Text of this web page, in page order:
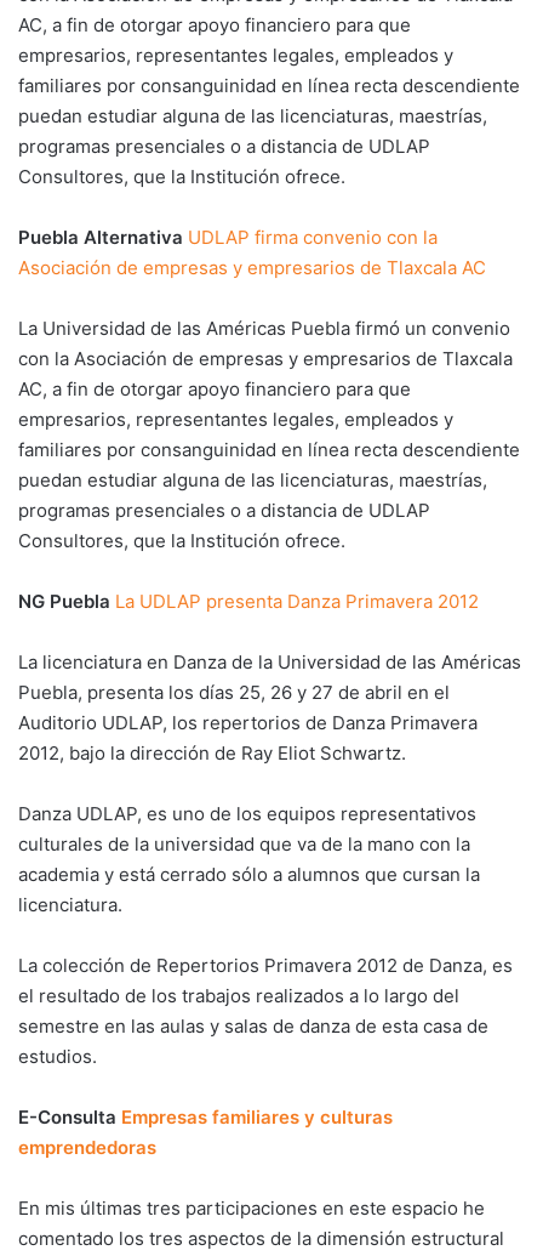
AC, a fin de otorgar apoyo financiero para que
empresarios, representantes legales, empleados y
familiares por consanguinidad en línea recta descendiente
puedan estudiar alguna de las licenciaturas, maestrías,
programas presenciales o a distancia de UDLAP
Consultores, que la Institución ofrece.
Puebla Alternativa UDLAP firma convenio con la
Asociación de empresas y empresarios de Tlaxcala AC
La Universidad de las Américas Puebla firmó un convenio
con la Asociación de empresas y empresarios de Tlaxcala
AC, a fin de otorgar apoyo financiero para que
empresarios, representantes legales, empleados y
familiares por consanguinidad en línea recta descendiente
puedan estudiar alguna de las licenciaturas, maestrías,
programas presenciales o a distancia de UDLAP
Consultores, que la Institución ofrece.
NG Puebla La UDLAP presenta Danza Primavera 2012
La licenciatura en Danza de la Universidad de las Américas
Puebla, presenta los días 25, 26 y 27 de abril en el
Auditorio UDLAP, los repertorios de Danza Primavera
2012, bajo la dirección de Ray Eliot Schwartz.
Danza UDLAP, es uno de los equipos representativos
culturales de la universidad que va de la mano con la
academia y está cerrado sólo a alumnos que cursan la
licenciatura.
La colección de Repertorios Primavera 2012 de Danza, es
el resultado de los trabajos realizados a lo largo del
semestre en las aulas y salas de danza de esta casa de
estudios.
E-Consulta Empresas familiares y culturas
emprendedoras
En mis últimas tres participaciones en este espacio he
comentado los tres aspectos de la dimensión estructural